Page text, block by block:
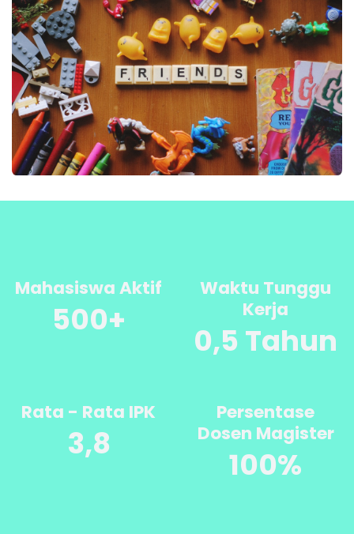
Mahasiswa Aktif
500+
Waktu Tunggu
Kerja
0,5 Tahun
Rata - Rata IPK
3,8
Persentase
Dosen Magister
100%